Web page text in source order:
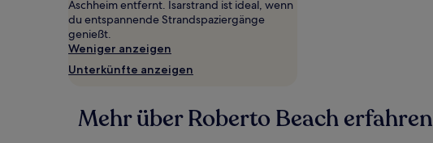
2 Erwachsenen
gefunden
wurde.
Preise
und
sich
ändern.
Aschheim entfernt. Isarstrand ist ideal, wenn
du entspannende Strandspaziergänge
genießt.
Weniger anzeigen
Unterkünfte anzeigen
Mehr über Roberto Beach erfahren